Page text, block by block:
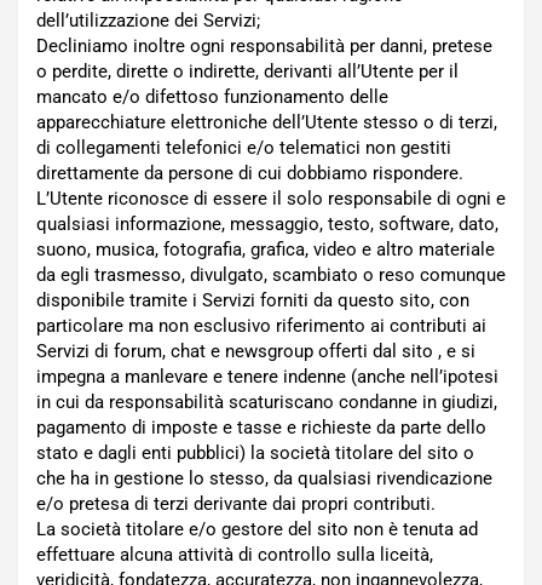
dell’utilizzazione dei Servizi;
Decliniamo inoltre ogni responsabilità per danni, pretese
o perdite, dirette o indirette, derivanti all’Utente per il
mancato e/o difettoso funzionamento delle
apparecchiature elettroniche dell’Utente stesso o di terzi,
di collegamenti telefonici e/o telematici non gestiti
direttamente da persone di cui dobbiamo rispondere.
L’Utente riconosce di essere il solo responsabile di ogni e
qualsiasi informazione, messaggio, testo, software, dato,
suono, musica, fotografia, grafica, video e altro materiale
da egli trasmesso, divulgato, scambiato o reso comunque
disponibile tramite i Servizi forniti da questo sito, con
particolare ma non esclusivo riferimento ai contributi ai
Servizi di forum, chat e newsgroup offerti dal sito , e si
impegna a manlevare e tenere indenne (anche nell’ipotesi
in cui da responsabilità scaturiscano condanne in giudizi,
pagamento di imposte e tasse e richieste da parte dello
stato e dagli enti pubblici) la società titolare del sito o
che ha in gestione lo stesso, da qualsiasi rivendicazione
e/o pretesa di terzi derivante dai propri contributi.
La società titolare e/o gestore del sito non è tenuta ad
effettuare alcuna attività di controllo sulla liceità,
veridicità, fondatezza, accuratezza, non ingannevolezza,